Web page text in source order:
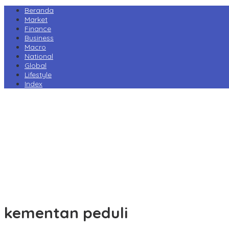
Beranda
Market
Finance
Business
Macro
National
Global
Lifestyle
Index
kementan peduli